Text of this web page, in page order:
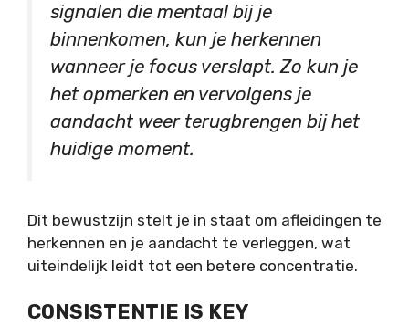
signalen die mentaal bij je
binnenkomen, kun je herkennen
wanneer je focus verslapt. Zo kun je
het opmerken en vervolgens je
aandacht weer terugbrengen bij het
huidige moment.
Dit bewustzijn stelt je in staat om afleidingen te
herkennen en je aandacht te verleggen, wat
uiteindelijk leidt tot een betere concentratie.
CONSISTENTIE IS KEY